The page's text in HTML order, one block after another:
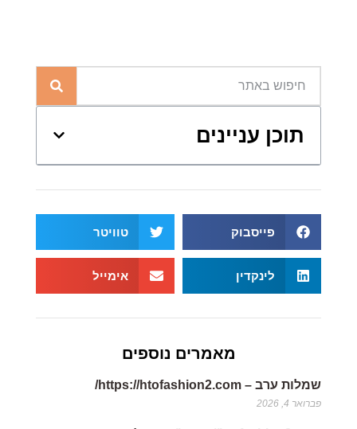
תוכן עניינים
פייסבוק טוויטר
לינקדין אימייל
מאמרים נוספים
שמלות ערב – https://htofashion2.com/
פברואר 4, 2026